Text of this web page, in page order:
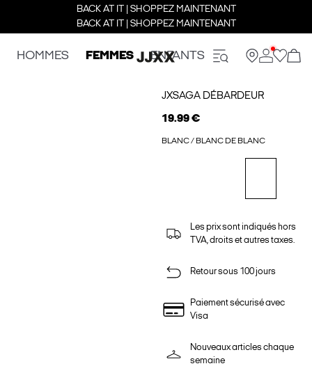
BACK AT IT | SHOPPEZ MAINTENANT
BACK AT IT | SHOPPEZ MAINTENANT
HOMMES FEMMES ENFANTS
JXSAGA DÉBARDEUR
19.99 €
BLANC / BLANC DE BLANC
Les prix sont indiqués hors
TVA, droits et autres taxes.
Retour sous 100 jours
Paiement sécurisé avec
Visa
Nouveaux articles chaque
semaine